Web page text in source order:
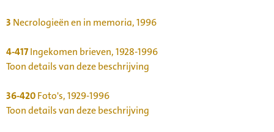
3 Necrologieën en in memoria, 1996
4-417Ingekomen brieven, 1928-1996
Toon details van deze beschrijving
36-420Foto's, 1929-1996
Toon details van deze beschrijving